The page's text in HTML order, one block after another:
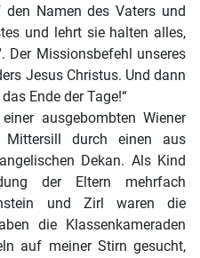
Namen des Vaters und
und lehrt sie halten alles,
Der Missionsbefehl unseres
Jesus Christus. Und dann
Ende der Tage!“
ausgebombten Wiener
Mittersill durch einen aus
Dekan. Als Kind
der Eltern mehrfach
und Zirl waren die
die Klassenkameraden
auf meiner Stirn gesucht,